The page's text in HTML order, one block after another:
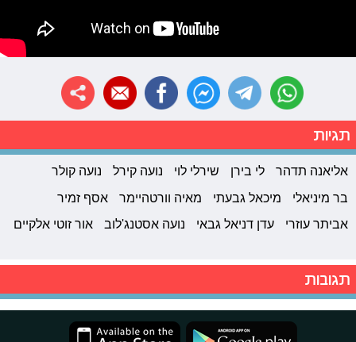
תגיות
אליאנה תדהר לי בירן שירלי לוי נועה קירל
נועה קולר
בר מיניאלי
מיכאל גבעתי מאיה וורטהיימר
אסף זמיר
אביתר עוזרי
עדן דניאל גבאי נועה אסטנג'לוב אור זוטי אלקיים
תגובות